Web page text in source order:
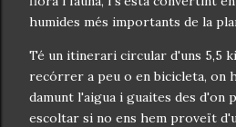
humides més importants de la
Té un itinerari circular d'uns 5,5
recórrer a peu o en bicicleta, on
damunt l'aigua i guaites des d'on
escoltar si no ens hem proveït